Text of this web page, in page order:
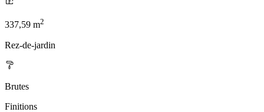
337,59 m2
Rez-de-jardin
Brutes
Finitions